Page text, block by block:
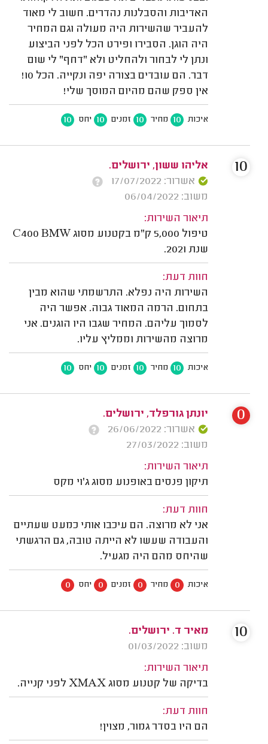
האדיבות והסבלנות נהדרים. חשוב לי מאוד
להעביר שהשירות היה מעולה וגם המחיר
היה הוגן. הסבירו ופירט הכל לפני הביצוע
ונתן לי לבחור ולהחליט ולא "דחף" לי שום
דבר. הם עובדים בצורה יפה ונקייה. הכל 10!
אין ספק שהם מהיום המוסך שלי!
איכות 10 מחיר 10 זמנים 10 יחס 10
אליהו ששון, ירושלים.
אשרור: 17/07/2022
משוב: 06/04/2022
תיאור השירות:
טיפול 5,000 ק"מ בקטנוע מסוג C400 BMW
שנת 2021.
חוות דעת:
השירות היה נפלא. התרשמתי שהוא מבין
בתחום. הרמה המאוד גבוה. אפשר היה
לסמוך עליהם. המחיר שגבו היו הוגנים. אני
מרוצה מהשירות וממליץ עליו.
איכות 10 מחיר 10 זמנים 10 יחס 10
10
יונתן גורפלד, ירושלים.
אשרור: 26/06/2022
משוב: 27/03/2022
תיאור השירות:
תיקון פנסים באופנוע מסוג ג'וי מקס
חוות דעת:
אני לא מרוצה. הם עיכבו אותי כמעט שעתיים
והעבודה שעשו לא הייתה טובה, גם הרגשתי
שהיחס מהם היה מגעיל.
איכות 0 מחיר 0 זמנים 0 יחס 0
0
מאיר ד. ירושלים.
משוב: 01/03/2022
תיאור השירות:
בדיקה של קטנוע מסוג XMAX לפני קנייה.
חוות דעת:
הם היו בסדר גמור, מצוין!
10